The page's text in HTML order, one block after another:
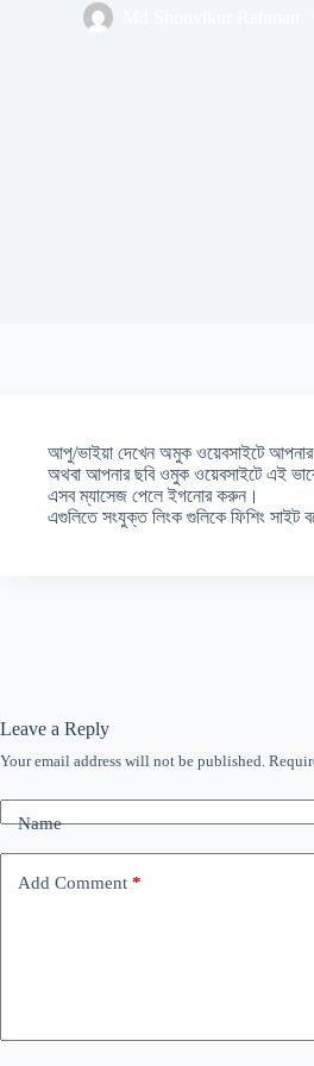
আপু/ভাইয়া দেখেন অমুক ওয়েবসাইটে আপনার
অথবা আপনার ছবি ওমুক ওয়েবসাইটে এই
এসব ম্যাসেজ পেলে ইগনোর করুন।
এগুলিতে সংযুক্ত লিংক গুলিকে ফিশিং সাইট
Leave a Reply
Your email address will not be published.
Name
Add Comment *